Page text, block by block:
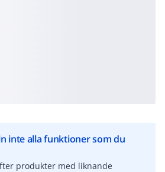
inte alla funktioner som du
produkter med liknande